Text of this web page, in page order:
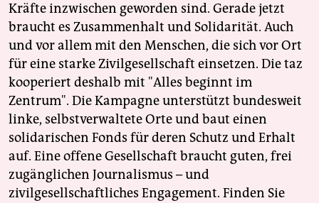
Kräfte inzwischen geworden sind. Gerade jetzt
braucht es Zusammenhalt und Solidarität. Auch
und vor allem mit den Menschen, die sich vor Ort
für eine starke Zivilgesellschaft einsetzen. Die taz
kooperiert deshalb mit "Alles beginnt im
Zentrum". Die Kampagne unterstützt bundesweit
linke, selbstverwaltete Orte und baut einen
solidarischen Fonds für deren Schutz und Erhalt
auf. Eine offene Gesellschaft braucht guten, frei
zugänglichen Journalismus – und
zivilgesellschaftliches Engagement. Finden Sie